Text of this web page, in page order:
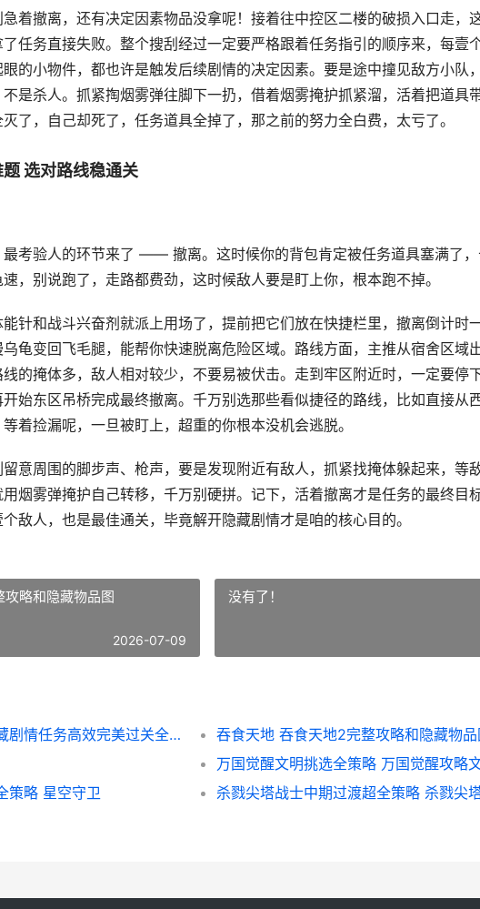
着撤离，还有决定因素物品没拿呢！接着往中控区二楼的破损入口走，
任务直接失败。整个搜刮经过一定要严格跟着任务指引的顺序来，每壹
的小物件，都也许是触发后续剧情的决定因素。要是途中撞见敌方小队
是杀人。抓紧掏烟雾弹往脚下一扔，借着烟雾掩护抓紧溜，活着把道具
了，自己却死了，任务道具全掉了，那之前的努力全白费，太亏了。
选对路线稳通关
最考验人的环节来了 —— 撤离。这时候你的背包肯定被任务道具塞满了
，别说跑了，走路都费劲，这时候敌人要是盯上你，根本跑不掉。
针和战斗兴奋剂就派上用场了，提前把它们放在快捷栏里，撤离倒计时
龟变回飞毛腿，能帮你快速脱离危险区域。路线方面，主推从宿舍区域
的掩体多，敌人相对较少，不要易被伏击。走到牢区附近时，一定要停
始东区吊桥完成最终撤离。千万别选那些看似捷径的路线，比如直接从
着捡漏呢，一旦被盯上，超重的你根本没机会逃脱。
意周围的脚步声、枪声，要是发现附近有敌人，抓紧找掩体躲起来，等
烟雾弹掩护自己转移，千万别硬拼。记下，活着撤离才是任务的最终目
敌人，也是最佳通关，毕竟解开隐藏剧情才是咱的核心目的。
略和隐藏物品图
2026-07-09
没有了！
暗区突围航天基地隐藏剧情任务高效完美过关全指导 暗区突围物品介绍
吞食天地 吞食天地2完整攻略和隐藏物品
万国觉醒文明挑选全策略 万国觉醒攻略
策略 星空守卫